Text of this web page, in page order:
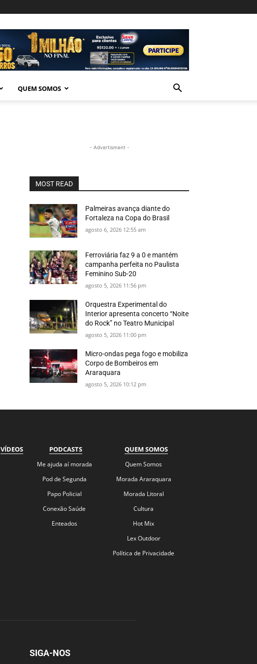
QUEM SOMOS
- Advertisment -
MOST READ
Palmeiras avança diante do
Fortaleza na Copa do Brasil
agosto 6, 2026 12:55 am
Ferroviária faz 9 a 0 e mantém
campanha perfeita no Paulista
Feminino Sub-20
agosto 5, 2026 11:56 pm
Orquestra Experimental do
Interior apresenta concerto “Noite
do Rock” no Teatro Municipal
agosto 5, 2026 11:00 pm
Micro-ondas pega fogo e mobiliza
Corpo de Bombeiros em
Araraquara
agosto 5, 2026 10:12 pm
VÍDEOS PODCASTS
Me ajuda aí morada
Pod de Segunda
Papo Policial
Conexão Saúde
Enteados
QUEM SOMOS
Quem Somos
Morada Araraquara
Morada Litoral
Cultura
Hot Mix
Lex Outdoor
Política de Privacidade
SIGA-NOS